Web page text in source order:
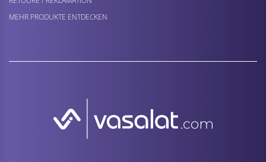
MEHR PRODUKTE ENTDECKEN